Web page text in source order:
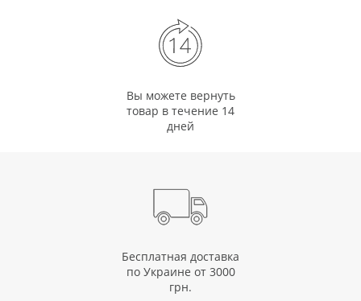
Вы можете вернуть
товар в течение 14
дней
Бесплатная доставка
по Украине от 3000
грн.